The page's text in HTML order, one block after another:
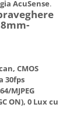
AcuSense.
CMOS
30fps
MJPEG
ON), 0 Lux cu